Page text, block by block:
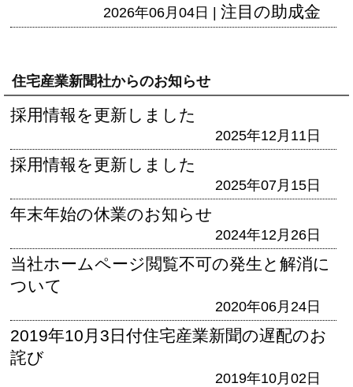
2026年06月04日 | 注目の助成金
住宅産業新聞社からのお知らせ
採用情報を更新しました
2025年12月11日
採用情報を更新しました
2025年07月15日
年末年始の休業のお知らせ
2024年12月26日
当社ホームページ閲覧不可の発生と解消に
ついて
2020年06月24日
2019年10月3日付住宅産業新聞の遅配のお
詫び
2019年10月02日